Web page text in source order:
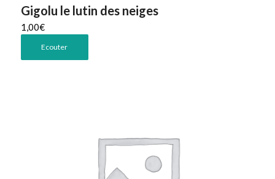
Gigolu le lutin des neiges
1,00€
Ecouter